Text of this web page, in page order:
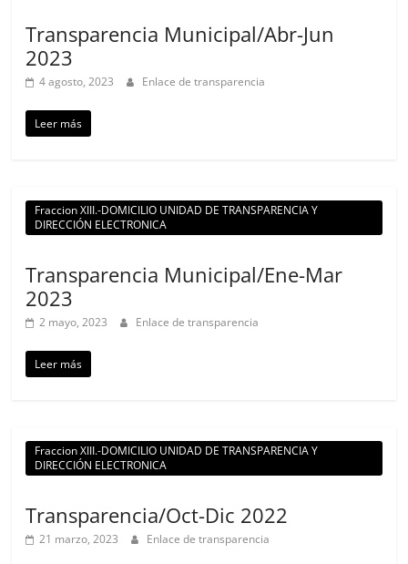
Transparencia Municipal/Abr-Jun
2023
4 agosto, 2023 Enlace de transparencia
Leer más
Fraccion XIII.-DOMICILIO UNIDAD DE TRANSPARENCIA Y
DIRECCIÓN ELECTRONICA
Transparencia Municipal/Ene-Mar
2023
2 mayo, 2023 Enlace de transparencia
Leer más
Fraccion XIII.-DOMICILIO UNIDAD DE TRANSPARENCIA Y
DIRECCIÓN ELECTRONICA
Transparencia/Oct-Dic 2022
21 marzo, 2023 Enlace de transparencia